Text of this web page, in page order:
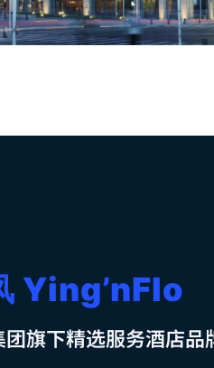
Ying’nFlo
旗下精选服务酒店品